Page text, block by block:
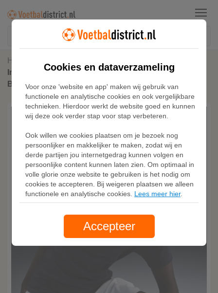
Menu
Home
Inter Milan Supporter Nike voetbalshirt voor dames -
Blauw
Cookies en dataverzameling
Voor onze 'website en app' maken wij gebruik van
functionele en analytische cookies en ook vergelijkbare
technieken. Hierdoor werkt de website goed en kunnen
wij deze ook verder stap voor stap verbeteren.
Ook willen we cookies plaatsen om je bezoek nog
persoonlijker en makkelijker te maken, zodat wij en
derde partijen jou internetgedrag kunnen volgen en
persoonlijke content kunnen laten zien. Om optimaal in
volle glorie onze website te gebruiken is het nodig om
cookies te accepteren. Bij weigeren plaatsen we alleen
functionele en analytische cookies. Lees meer hier.
Accepteer